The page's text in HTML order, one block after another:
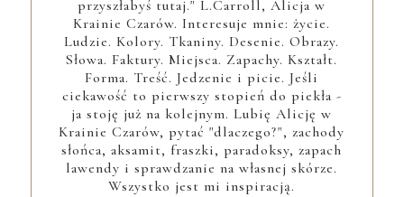
przyszłabyś tutaj." L.Carroll, Alicja w
Krainie Czarów. Interesuje mnie: życie.
Ludzie. Kolory. Tkaniny. Desenie. Obrazy.
Słowa. Faktury. Miejsca. Zapachy. Kształt.
Forma. Treść. Jedzenie i picie. Jeśli
ciekawość to pierwszy stopień do piekła -
ja stoję już na kolejnym. Lubię Alicję w
Krainie Czarów, pytać "dlaczego?", zachody
słońca, aksamit, fraszki, paradoksy, zapach
lawendy i sprawdzanie na własnej skórze.
Wszystko jest mi inspiracją.